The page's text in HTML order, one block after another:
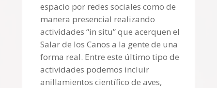
espacio por redes sociales como de
manera presencial realizando
actividades “in situ” que acerquen el
Salar de los Canos a la gente de una
forma real. Entre este último tipo de
actividades podemos incluir
anillamientos científico de aves,